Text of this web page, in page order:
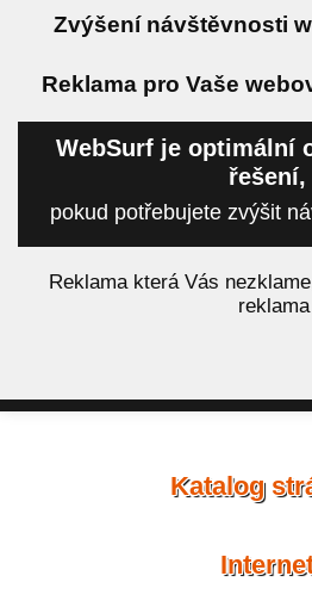
Zvýšení návštěvnosti
Reklama pro Vaše
WebSurf je optimální
řešení,
pokud potřebujete zvýšit
Reklama která Vás
reklama
Katalog